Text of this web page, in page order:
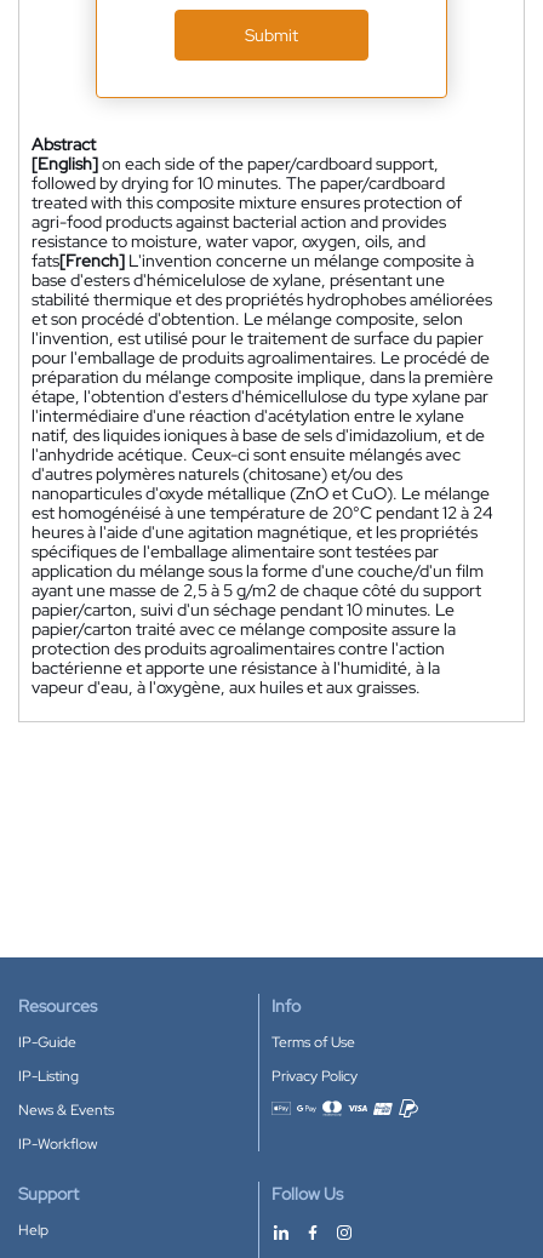
Submit
Abstract
[English]on each side of the paper/cardboard support,
followed by drying for 10 minutes. The paper/cardboard
treated with this composite mixture ensures protection of
agri-food products against bacterial action and provides
resistance to moisture, water vapor, oxygen, oils, and
fats[French] L'invention concerne un mélange composite à
base d'esters d'hémicelulose de xylane, présentant une
stabilité thermique et des propriétés hydrophobes améliorées
et son procédé d'obtention. Le mélange composite, selon
l'invention, est utilisé pour le traitement de surface du papier
pour l'emballage de produits agroalimentaires. Le procédé de
préparation du mélange composite implique, dans la première
étape, l'obtention d'esters d'hémicellulose du type xylane par
l'intermédiaire d'une réaction d'acétylation entre le xylane
natif, des liquides ioniques à base de sels d'imidazolium, et de
l'anhydride acétique. Ceux-ci sont ensuite mélangés avec
d'autres polymères naturels (chitosane) et/ou des
nanoparticules d'oxyde métallique (ZnO et CuO). Le mélange
est homogénéisé à une température de 20°C pendant 12 à 24
heures à l'aide d'une agitation magnétique, et les propriétés
spécifiques de l'emballage alimentaire sont testées par
application du mélange sous la forme d'une couche/d'un film
ayant une masse de 2,5 à 5 g/m2 de chaque côté du support
papier/carton, suivi d'un séchage pendant 10 minutes. Le
papier/carton traité avec ce mélange composite assure la
protection des produits agroalimentaires contre l'action
bactérienne et apporte une résistance à l'humidité, à la
vapeur d'eau, à l'oxygène, aux huiles et aux graisses.
Resources
IP-Guide
IP-Listing
News & Events
IP-Workflow
Info
Terms of Use
Privacy Policy
Accepted payment methods
Support
Help
Follow Us